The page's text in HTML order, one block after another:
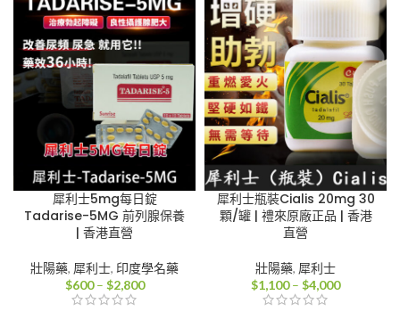
序
犀利士5mg每日錠
Tadarise-5MG 前列腺保養
| 香港直營
壯陽藥, 犀利士, 印度學名藥
$600 – $2,800價
犀利士瓶裝Cialis 20mg 30
顆/罐 | 禮來原廠正品 | 香港
直營
壯陽藥, 犀利士
$1,100 – $4,000價